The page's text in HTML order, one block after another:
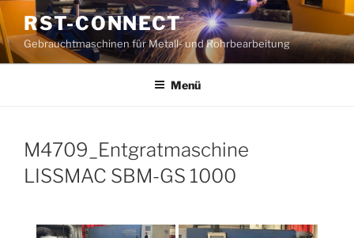
Zum
Inhalt
springen
RST-CONNECT
Gebrauchtmaschinen für Metall- und Rohrbearbeitung
Menü
M4709_Entgratmaschine
LISSMAC SBM-GS 1000